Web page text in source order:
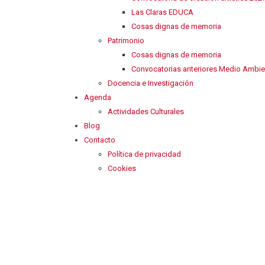
Las Claras EDUCA
Cosas dignas de memoria
Patrimonio
Cosas dignas de memoria
Convocatorias anteriores Medio
Docencia e Investigación
Agenda
Actividades Culturales
Blog
Contacto
Política de privacidad
Cookies